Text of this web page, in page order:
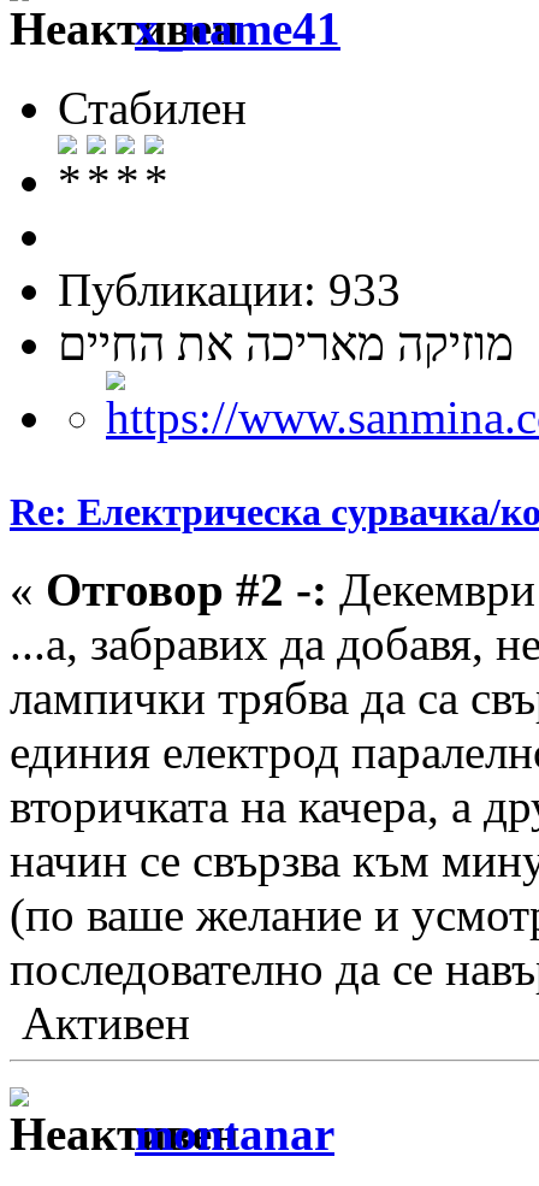
x_name41
Стабилен
Публикации: 933
מוזיקה מאריכה את החיים
Re: Електрическа сурвачка/
« Отговор #2 -:
...а, забравих да добавя,
лампички трябва да са
единия електрод
вторичката на качера, а
начин се свързва към
(по ваше желание и
последователно да се
Активен
montanar